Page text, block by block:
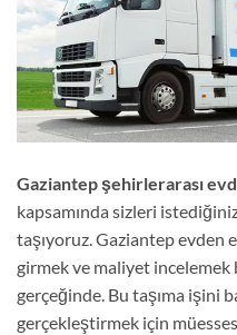
Gaziantep şehirlerarası
kapsamında sizleri
taşıyoruz. Gaziantep evden
girmek ve maliyet
gerçeğinde. Bu taşıma işini
gerçekleştirmek için